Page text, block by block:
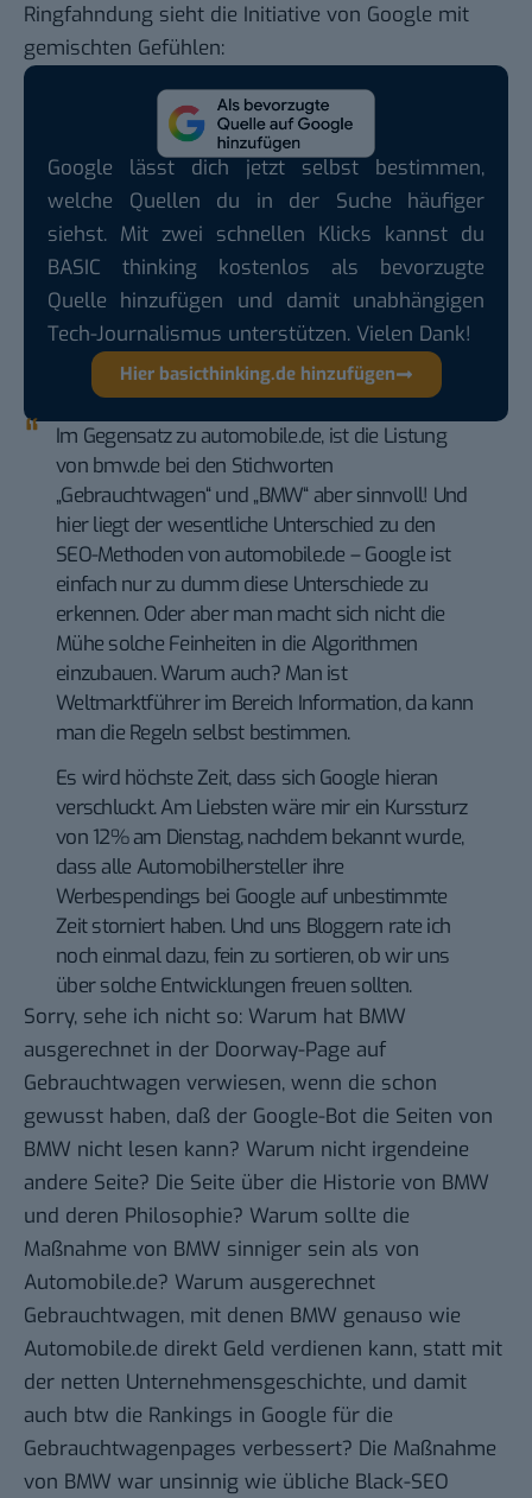
Ringfahndung sieht die Initiative von Google mit
gemischten Gefühlen:
Google lässt dich jetzt selbst bestimmen,
welche Quellen du in der Suche häufiger
siehst. Mit zwei schnellen Klicks kannst du
BASIC thinking kostenlos als bevorzugte
Quelle hinzufügen und damit unabhängigen
Tech-Journalismus unterstützen. Vielen Dank!
Hier basicthinking.de hinzufügen
Im Gegensatz zu automobile.de, ist die Listung
von bmw.de bei den Stichworten
„Gebrauchtwagen“ und „BMW“ aber sinnvoll! Und
hier liegt der wesentliche Unterschied zu den
SEO-Methoden von automobile.de – Google ist
einfach nur zu dumm diese Unterschiede zu
erkennen. Oder aber man macht sich nicht die
Mühe solche Feinheiten in die Algorithmen
einzubauen. Warum auch? Man ist
Weltmarktführer im Bereich Information, da kann
man die Regeln selbst bestimmen.
Es wird höchste Zeit, dass sich Google hieran
verschluckt. Am Liebsten wäre mir ein Kurssturz
von 12% am Dienstag, nachdem bekannt wurde,
dass alle Automobilhersteller ihre
Werbespendings bei Google auf unbestimmte
Zeit storniert haben. Und uns Bloggern rate ich
noch einmal dazu, fein zu sortieren, ob wir uns
über solche Entwicklungen freuen sollten.
Sorry, sehe ich nicht so: Warum hat BMW
ausgerechnet in der Doorway-Page auf
Gebrauchtwagen verwiesen, wenn die schon
gewusst haben, daß der Google-Bot die Seiten von
BMW nicht lesen kann? Warum nicht irgendeine
andere Seite? Die Seite über die Historie von BMW
und deren Philosophie? Warum sollte die
Maßnahme von BMW sinniger sein als von
Automobile.de? Warum ausgerechnet
Gebrauchtwagen, mit denen BMW genauso wie
Automobile.de direkt Geld verdienen kann, statt mit
der netten Unternehmensgeschichte, und damit
auch btw die Rankings in Google für die
Gebrauchtwagenpages verbessert? Die Maßnahme
von BMW war unsinnig wie übliche Black-SEO